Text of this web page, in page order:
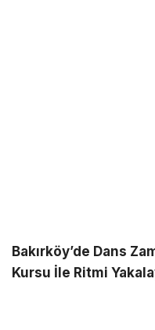
Bakırköy’de Dans
Kursu İle Ritmi